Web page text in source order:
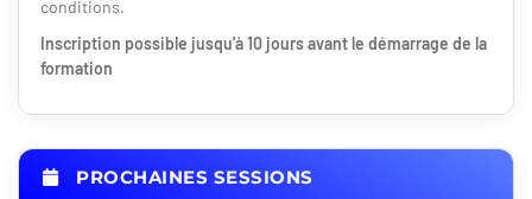
conditions.
Inscription possible jusqu'à 10 jours avant le démarrage de la
formation
PROCHAINES SESSIONS